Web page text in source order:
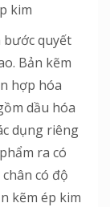
kim
bước quyết
Bản kẽm
hợp hóa
dầu hóa
dụng riêng
ra có
có độ
kẽm ép kim